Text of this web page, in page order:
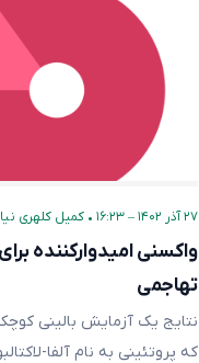
۲۷ آذر ۱۴۰۲ – ۱۶:۲۳ • کمیل کلهری نیا
واکسنی امیدوارکننده
تهاجمی
نتایج یک آزمایش بالینی
که پروتئینی به نام آلفا-